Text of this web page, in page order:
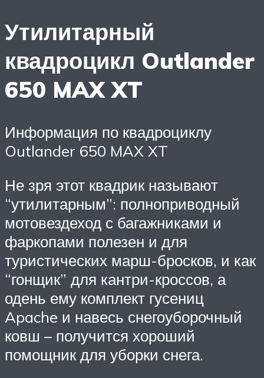
Утилитарный
квадроцикл Outlander
650 MAX XT
Информация по квадроциклу
Outlander 650 MAX XT
Не зря этот квадрик называют
“утилитарным”: полноприводный
мотовездеход с багажниками и
фаркопами полезен и для
туристических марш-бросков, и как
“гонщик” для кантри-кроссов, а
одень ему комплект гусениц
Apache и навесь снегоуборочный
ковш – получится хороший
помощник для уборки снега.